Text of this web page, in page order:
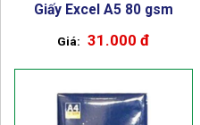
Giấy Excel A5 80 gsm
31.000 đ